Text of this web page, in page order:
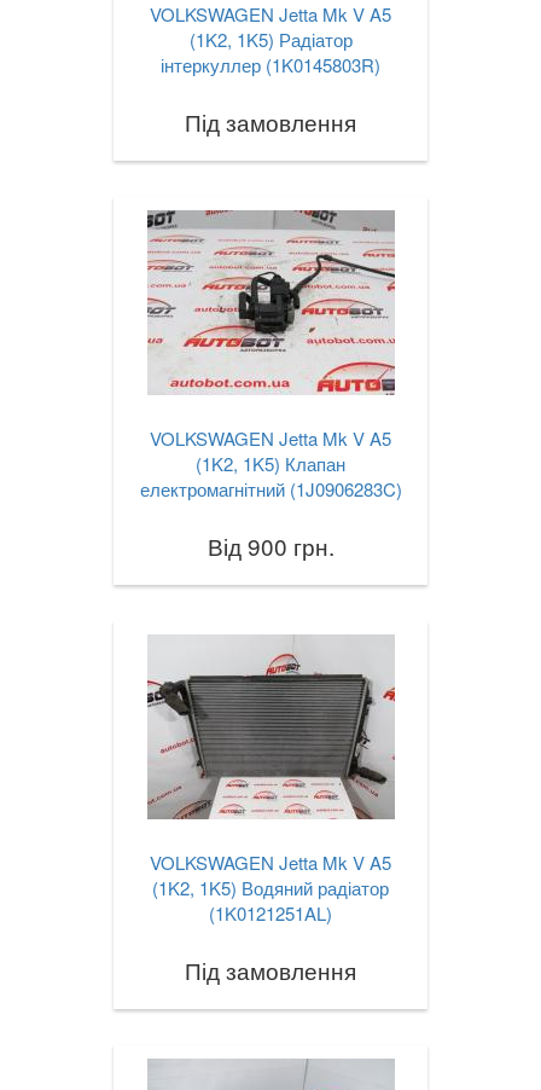
VOLKSWAGEN Jetta Mk V A5
(1K2, 1K5) Радіатор
інтеркуллер (1K0145803R)
Під замовлення
VOLKSWAGEN Jetta Mk V A5
(1K2, 1K5) Клапан
електромагнітний (1J0906283C)
Від 900 грн.
VOLKSWAGEN Jetta Mk V A5
(1K2, 1K5) Водяний радіатор
(1K0121251AL)
Під замовлення